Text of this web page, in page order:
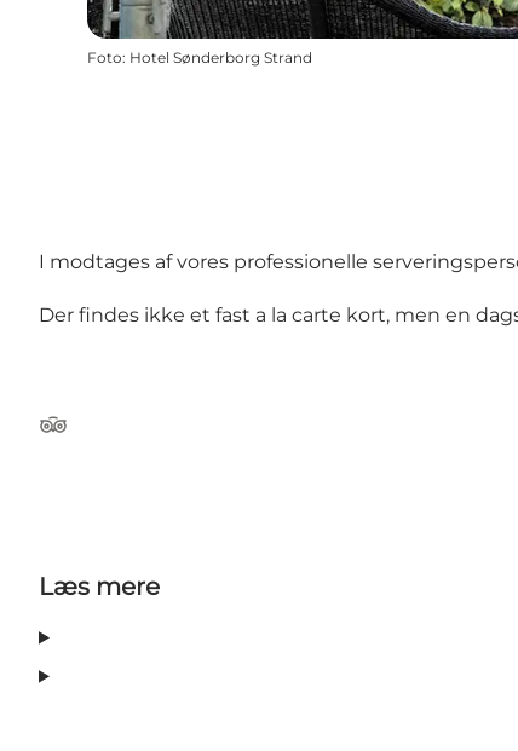
Foto: Hotel Sønderborg Strand
I modtages af vores professionelle
Der findes ikke et fast a la carte kort, men en
Tripadvisor
Læs mere